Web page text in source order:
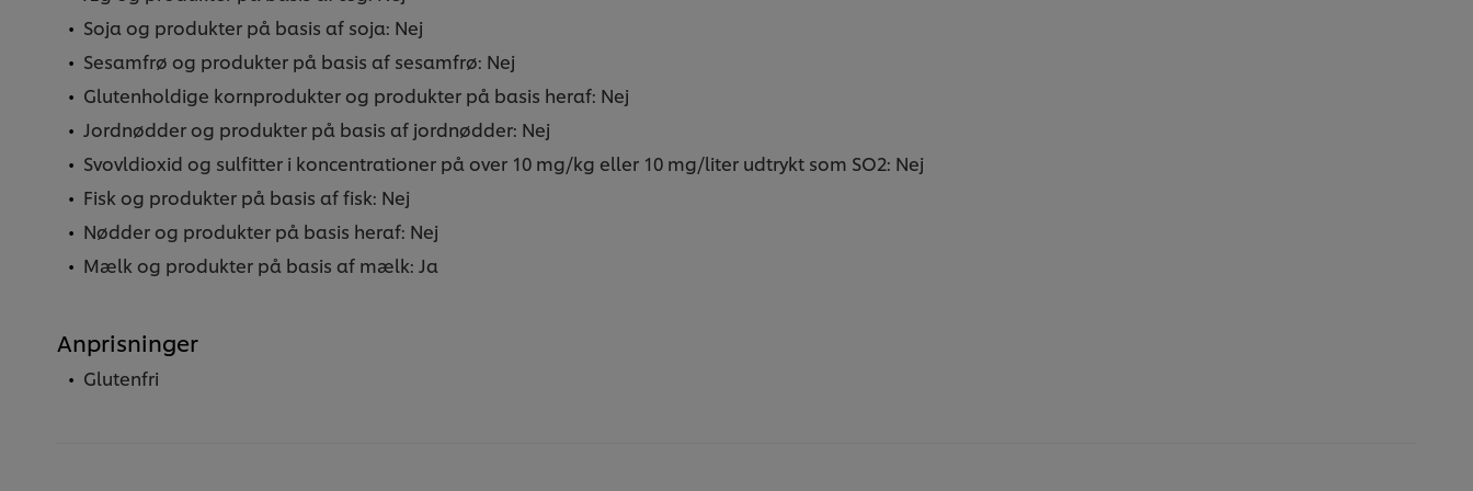
Soja og produkter på basis af soja: Nej
Sesamfrø og produkter på basis af sesamfrø: Nej
Glutenholdige kornprodukter og produkter på basis heraf: Nej
Jordnødder og produkter på basis af jordnødder: Nej
Svovldioxid og sulfitter i koncentrationer på over 10 mg/kg eller 10 mg/liter udtrykt som SO2: Nej
Fisk og produkter på basis af fisk: Nej
Nødder og produkter på basis heraf: Nej
Mælk og produkter på basis af mælk: Ja
Anprisninger
Glutenfri